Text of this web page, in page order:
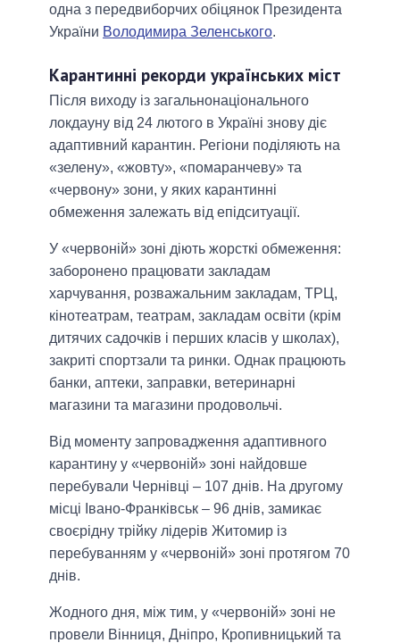
одна з передвиборчих обіцянок Президента
України Володимира Зеленського.
Карантинні рекорди українських міст
Після виходу із загальнонаціонального
локдауну від 24 лютого в Україні знову діє
адаптивний карантин. Регіони поділяють на
«зелену», «жовту», «помаранчеву» та
«червону» зони, у яких карантинні
обмеження залежать від епідситуації.
У «червоній» зоні діють жорсткі обмеження:
заборонено працювати закладам
харчування, розважальним закладам, ТРЦ,
кінотеатрам, театрам, закладам освіти (крім
дитячих садочків і перших класів у школах),
закриті спортзали та ринки. Однак працюють
банки, аптеки, заправки, ветеринарні
магазини та магазини продовольчі.
Від моменту запровадження адаптивного
карантину у «червоній» зоні найдовше
перебували Чернівці ‒ 107 днів. На другому
місці Івано-Франківськ ‒ 96 днів, замикає
своєрідну трійку лідерів Житомир із
перебуванням у «червоній» зоні протягом 70
днів.
Жодного дня, між тим, у «червоній» зоні не
провели Вінниця, Дніпро, Кропивницький та